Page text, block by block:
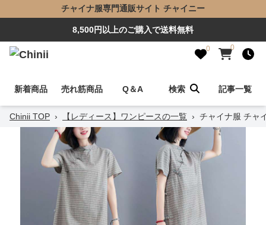
チャイナ服専門通販サイト チャイニー
8,500円以上のご購入で送料無料
0 0
新着商品 売れ筋商品 Q＆A 検索 記事一覧
Chinii TOP › 【レディース】ワンピースの一覧 › チャイナ服 チャ